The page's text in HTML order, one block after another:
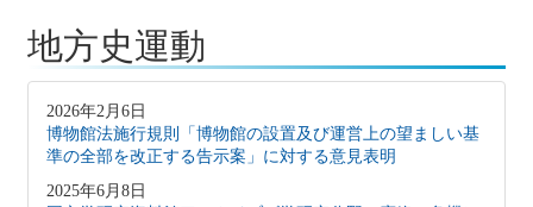
地方史運動
2026年2月6日
博物館法施行規則「博物館の設置及び運営上の望ましい基
準の全部を改正する告示案」に対する意見表明
2025年6月8日